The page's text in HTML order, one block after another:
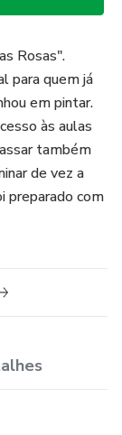
Rosas".
para quem já
em pintar.
às aulas
também
de vez a
preparado com